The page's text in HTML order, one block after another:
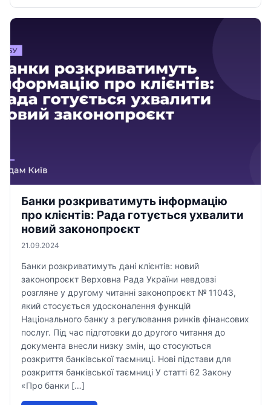
Банки розкриватимуть інформацію
про клієнтів: Рада готується ухвалити
новий законопроєкт
21.09.2024
Банки розкриватимуть дані клієнтів: новий
законопроєкт Верховна Рада України невдовзі
розгляне у другому читанні законопроєкт № 11043,
який стосується удосконалення функцій
Національного банку з регулювання ринків фінансових
послуг. Під час підготовки до другого читання до
документа внесли низку змін, що стосуються
розкриття банківської таємниці. Нові підстави для
розкриття банківської таємниці У статті 62 Закону
«Про банки […]